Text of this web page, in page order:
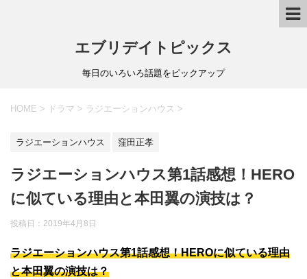
エブリデイトピックス
毎日のいろいろ話題をピックアップ
HOME > ドラマ > ラジエーションハウス >
ラジエーションハウス 窪田正孝
ラジエーションハウス第1話感想！HERO
に似ている理由と本田翼の演技は？
投稿日： 2019年4月8日
ラジエーションハウス第1話感想！HEROに似ている理由
と本田翼の演技は？